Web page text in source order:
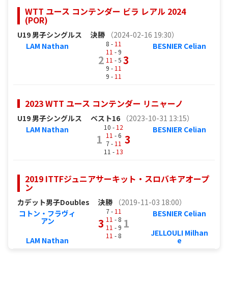
WTT ユース コンテンダー ビラ レアル 2024
(POR)
U19 男子シングルス 決勝
（2024-02-16 19:30）
LAM Nathan
2
8 - 11
11 - 9
11 - 5
9 - 11
9 - 11
3
BESNIER Celian
2023 WTT ユース コンテンダー リニャーノ
U19 男子シングルス ベスト16
（2023-10-31 13:15）
LAM Nathan
1
10 - 12
11 - 6
7 - 11
11 - 13
3
BESNIER Celian
2019 ITTFジュニアサーキット・スロバキアオープ
ン
カデット男子Doubles 決勝
（2019-11-03 18:00）
コトン・フラヴィ
アン
LAM Nathan
3
7 - 11
11 - 8
11 - 9
11 - 8
1
BESNIER Celian
JELLOULI Milhan
e